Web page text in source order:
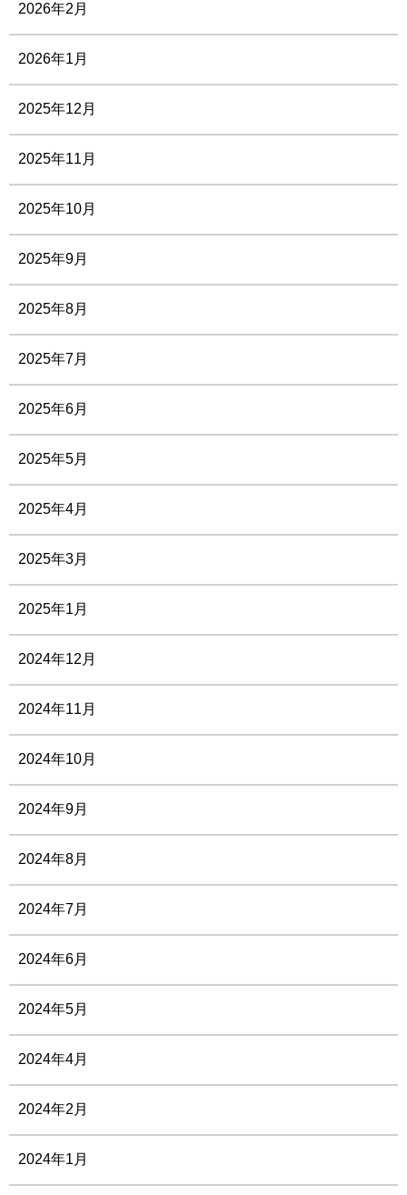
2026年2月
2026年1月
2025年12月
2025年11月
2025年10月
2025年9月
2025年8月
2025年7月
2025年6月
2025年5月
2025年4月
2025年3月
2025年1月
2024年12月
2024年11月
2024年10月
2024年9月
2024年8月
2024年7月
2024年6月
2024年5月
2024年4月
2024年2月
2024年1月